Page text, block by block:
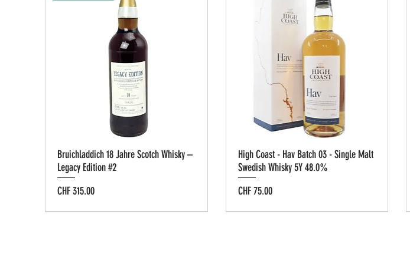
Bruichladdich 18 Jahre Scotch Whisky –
Legacy Edition #2
Preis
CHF 315.00
High Coast - Hav Batch 03 - Single Malt
Swedish Whisky 5Y 48.0%
Preis
CHF 75.00